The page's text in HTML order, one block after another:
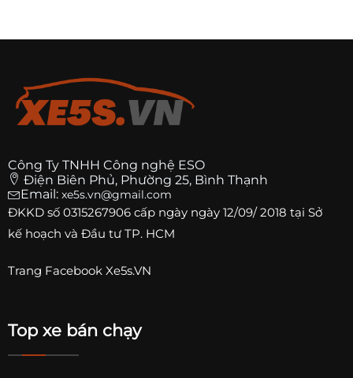
Công Ty TNHH Công nghệ ESO
Điện Biên Phủ, Phường 25, Bình Thạnh
Email: xe5s.vn@gmail.com
ĐKKD số 0315267906 cấp ngày ngày 12/09/ 2018 tại Sở
kế hoạch và Đầu tư TP. HCM
Trang Facebook Xe5s.VN
Top xe bán chạy